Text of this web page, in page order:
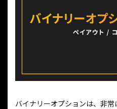
バイナリーオプションは、非